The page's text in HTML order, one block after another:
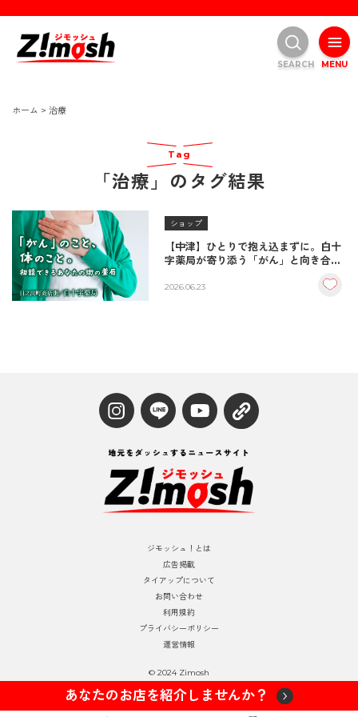
ホーム > 治療
Tag
「治療」のタグ結果
ショップ
【中津】ひとりで抱え込まずに。白十
字薬局が寄り添う「がん」と向き合う
2026.06.23
ジモッシュ！とは
広告掲載
タイアップについて
お問い合わせ
利用規約
プライバシーポリシー
運営情報
© 2024 Zimosh
あなたのお店を紹介しませんか？
MENU
SEARCH